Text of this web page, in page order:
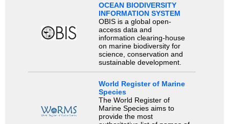
OCEAN BIODIVERSITY
INFORMATION SYSTEM
OBIS is a global open-
access data and
information clearing-house
on marine biodiversity for
science, conservation and
sustainable development.
World Register of Marine
Species
The World Register of
Marine Species aims to
provide the most